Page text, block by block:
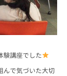
験講座でした
んで気づいた大切